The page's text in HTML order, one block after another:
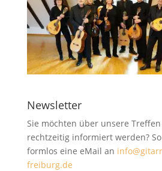
Newsletter
Sie möchten über unsere
rechtzeitig informiert werden?
formlos eine eMail an
freiburg.de